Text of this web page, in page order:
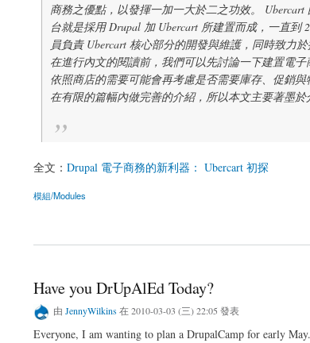
商務之優點，以發揮一加一大於二之功效。
台就是採用 Drupal 加 Ubercart 所建置而成，一直到
員負責 Ubercart 核心部分的開發與維護，同時致力
在進行內文的閱讀前，我們可以先討論一下建置電
依照商店的需要可能會再考慮是否需要庫存、促銷
在有限的篇幅內做完善的介紹，所以本文主要著墨於
全文： Drupal 電子商務的新利器： Ubercart 初探
模組/Modules
Have you DrUpAlEd Today?
由 JennyWilkins 在 2010-03-03 (三) 22:05 發表
Everyone, I am wanting to plan a DrupalCamp for early